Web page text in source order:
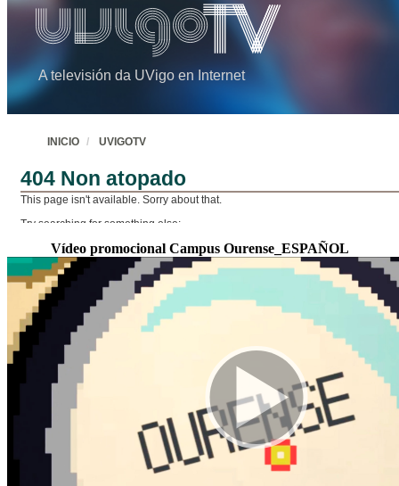
Vídeo promocional Campus Ourense_ESPAÑOL